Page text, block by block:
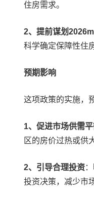
住房需求。
2、提前谋划
科学确定保障性住
预期影响
这项政策的实施，
1、促进市场供需
区的房价过热或供
2、引导合理投资
投资决策，减少市